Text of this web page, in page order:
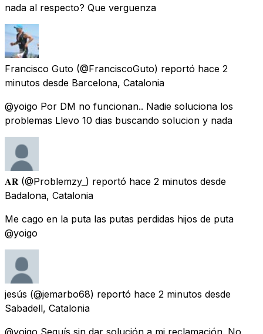
nada al respecto? Que verguenza
Francisco Guto (@FranciscoGuto) reportó hace 2
minutos desde Barcelona, Catalonia
@yoigo Por DM no funcionan.. Nadie soluciona los
problemas Llevo 10 dias buscando solucion y nada
𝐀𝐑 (@Problemzy_) reportó hace 2 minutos desde
Badalona, Catalonia
Me cago en la puta las putas perdidas hijos de puta
@yoigo
jesús (@jemarbo68) reportó hace 2 minutos desde
Sabadell, Catalonia
@yoigo Seguís sin dar solución a mi reclamación. No